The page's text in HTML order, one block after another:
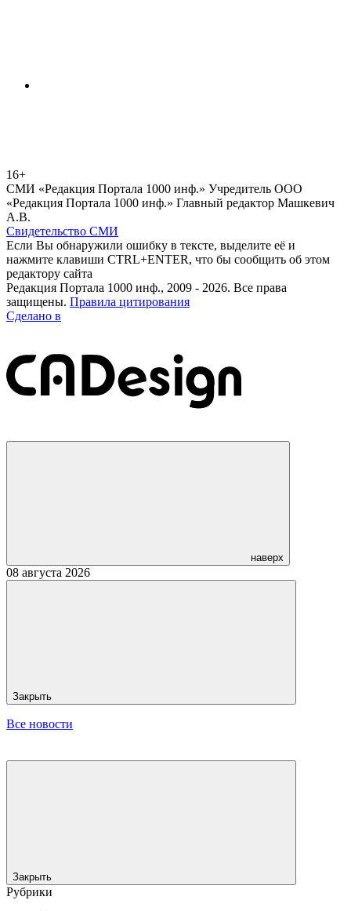
16+
СМИ «Редакция Портала 1000 инф.» Учредитель ООО
«Редакция Портала 1000 инф.» Главный редактор Машкевич
А.В.
Свидетельство СМИ
Если Вы обнаружили ошибку в тексте, выделите её и
нажмите клавиши CTRL+ENTER, что бы сообщить об этом
редактору сайта
Редакция Портала 1000 инф., 2009 - 2026. Все права
защищены. Правила цитирования
Сделано в
наверх
08 августа 2026
Закрыть
Все новости
Закрыть
Рубрики